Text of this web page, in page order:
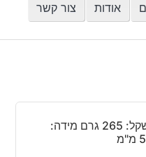
אודות צור קשר
גולגולת סמוקי קוורץ במשקל: 265 גרם מידה: